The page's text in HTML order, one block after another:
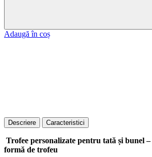
Adaugă în coș
Descriere Caracteristici
Trofee personalizate pentru tată și bunel
formă de trofeu